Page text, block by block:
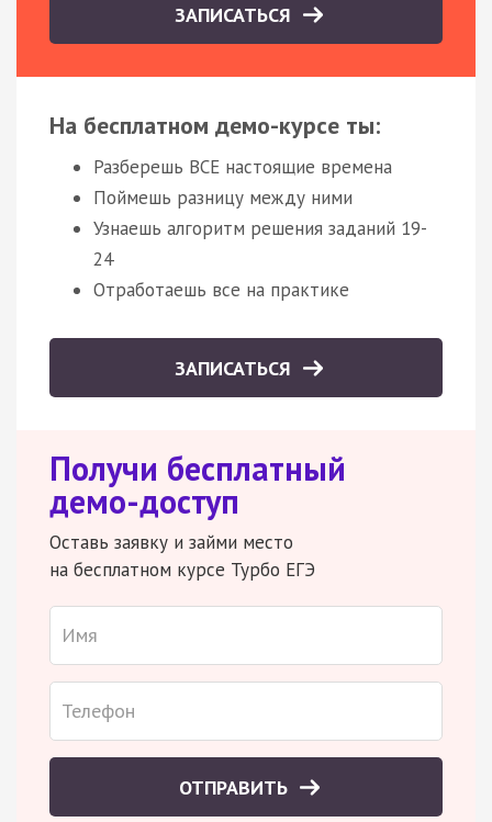
ЗАПИСАТЬСЯ
На бесплатном демо-курсе ты:
Разберешь ВСЕ настоящие времена
Поймешь разницу между ними
Узнаешь алгоритм решения заданий 19-
24
Отработаешь все на практике
ЗАПИСАТЬСЯ
Получи бесплатный
демо-доступ
Оставь заявку и займи место
на бесплатном курсе Турбо ЕГЭ
ОТПРАВИТЬ